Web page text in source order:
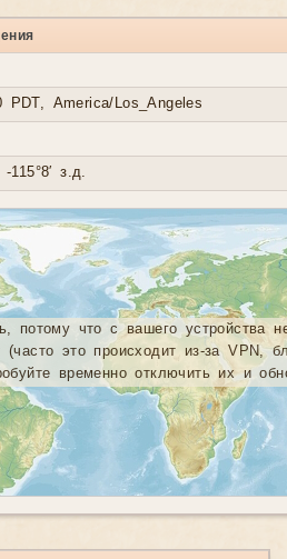
PDT, America/Los_Angeles
з.д.
потому что с вашего устройства
(часто это происходит из-за VPN,
временно отключить их и